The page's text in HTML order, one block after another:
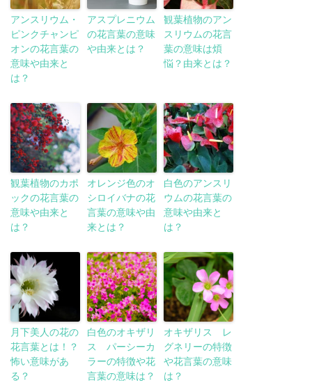
アンスリウム・
ピンクチャンピ
オンの花言葉の
意味や由来と
は？
アスプレニウム
の花言葉の意味
や由来とは？
観葉植物のアン
スリウムの花言
葉の意味は煩
悩？由来とは？
観葉植物のカポ
ックの花言葉の
意味や由来と
は？
オレンジ色のオ
シロイバナの花
言葉の意味や由
来とは？
白色のアンスリ
ウムの花言葉の
意味や由来と
は？
月下美人の花の
花言葉とは！？
怖い意味があ
る？
白色のオキザリ
ス パーシーカ
ラーの特徴や花
言葉の意味は？
オキザリス レ
グネリーの特徴
や花言葉の意味
は？